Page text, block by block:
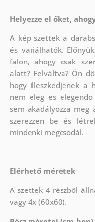
Helyezze el őket,
A kép szettek a
és variálhatók.
falon, ahogy csak
alatt? Felváltva? Ön
hogy illeszkedjenek a
nem elég és
sem akadályozza meg
szerezzen be és
mindenki megcsodál.
Elérhető méretek
A szettek 4 részből
vagy 4x (60x60).